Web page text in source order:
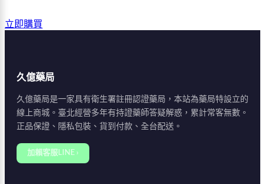
立即購買
久億藥局
久億藥局是一家具有衛生署註冊認證藥局，本站為藥局特設立的
線上商城。臺北經營多年有持證藥師答疑解惑，累計常客無數。
正品保證、隱私包裝、貨到付款、全台配送。
加賴客服LINE ›